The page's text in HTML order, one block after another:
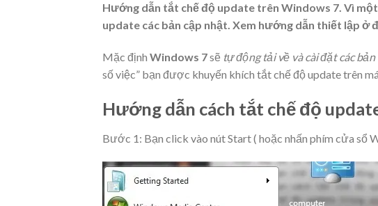
Hướng dẫn tắt chế độ update trên Windows 7. Vì
update các bản cập nhật. Xem hướng dẫn thiết lập ở
Mặc định Windows 7sẽ tự động tải về và cài đặt các
số việc” bạn được khuyến khích tắt chế độ update trên
Hướng dẫn cách tắt chế độ
Bước 1: Bạn click vào nútStart( hoặc nhấn phím cửa sổ